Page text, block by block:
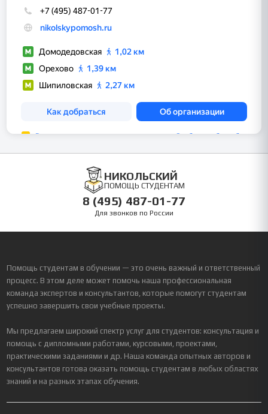
НИКОЛЬСКИЙ
ПОМОЩЬ СТУДЕНТАМ
8 (495) 487-01-77
Для звонков по России
Помощь студентам в обучении — это очень важный и ответственный
процесс. В этом деле может помочь наша профессиональная
команда экспертов и консультантов, которые помогут студентам
успешно завершить свои учебные проекты.
Мы предлагаем широкий спектр услуг для студентов: консультация и
помощь с дипломными работами, курсовыми, проектами,
практическими заданиями и др. Наша команда опытных авторов и
консультантов готова оказать помощь студентам в любых областях
знаний и на разных этапах обучения.